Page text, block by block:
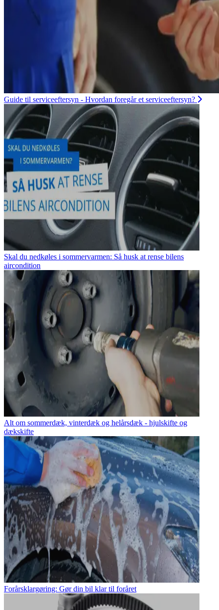
Guide til serviceeftersyn - Hvordan foregår et serviceeftersyn?
Skal du nedkøles i sommervarmen: Så husk at rense bilens
aircondition
Alt om sommerdæk, vinterdæk og helårsdæk - hjulskifte og
dækskifte
Forårsklargøring: Gør din bil klar til foråret